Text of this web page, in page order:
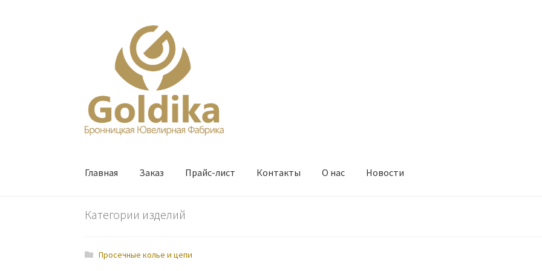
навигации
содержимому
Главная Заказ Прайс-лист Контакты О нас Новости
Категории изделий
Просечные колье и цепи